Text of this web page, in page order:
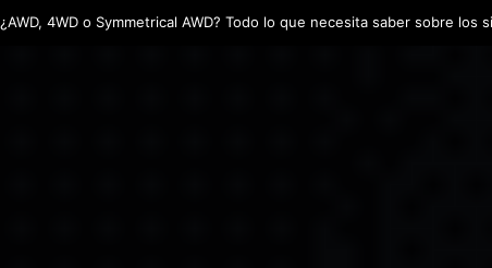
Remontadas marcaron el inicio del Campeonato de Invierno de Kartismo